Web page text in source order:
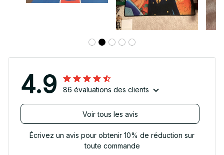
4.9 86 évaluations des clients
Voir tous les avis
Écrivez un avis pour obtenir 10% de réduction sur
toute commande